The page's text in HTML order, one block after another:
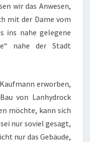
wir das Anwesen,
mit der Dame vom
ins nahe gelegene
nahe der Stadt
erworben,
von Lanhydrock
möchte, kann sich
nur soviel gesagt,
nur das Gebäude,